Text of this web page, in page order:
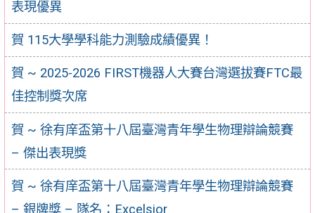
表現優異
賀 115大學學科能力測驗成績優異！
賀 ~ 2025-2026 FIRST機器⼈⼤賽台灣選拔賽FTC最
佳控制獎次席
賀 ~ 徐有庠盃第十八屆臺灣青年學生物理辯論競賽
– 傑出表現獎
賀 ~ 徐有庠盃第十八屆臺灣青年學生物理辯論競賽
– 銀牌獎 – 隊名：Excelsior